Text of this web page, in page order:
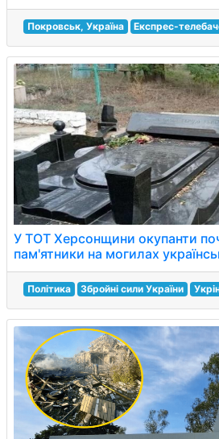
Покровськ, Україна Експрес-
У ТОТ Херсонщини окупанти
пам'ятники на могилах
Політика Збройні сили України